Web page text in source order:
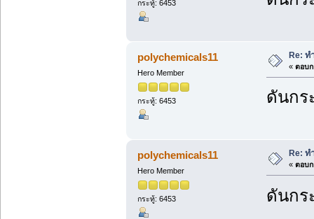
กระทู้: 6453
polychemicals11
Hero Member
กระทู้: 6453
Re: ท
« ตอบก
ดันกร
polychemicals11
Hero Member
กระทู้: 6453
Re: ท
« ตอบก
ดันกร